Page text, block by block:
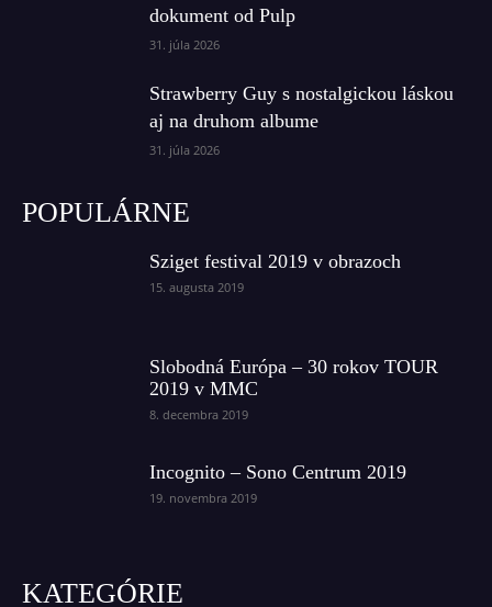
dokument od Pulp
31. júla 2026
Strawberry Guy s nostalgickou láskou
aj na druhom albume
31. júla 2026
POPULÁRNE
Sziget festival 2019 v obrazoch
15. augusta 2019
Slobodná Európa – 30 rokov TOUR
2019 v MMC
8. decembra 2019
Incognito – Sono Centrum 2019
19. novembra 2019
KATEGÓRIE